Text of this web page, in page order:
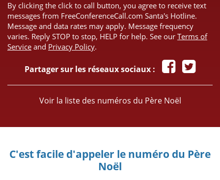
By clicking the click to call button, you agree to receive text
messages from FreeConferenceCall.com Santa's Hotline.
Message and data rates may apply. Message frequency
varies. Reply STOP to stop, HELP for help. See our Terms of
Service and Privacy Policy.
Partager sur les réseaux sociaux :
Voir la liste des numéros du Père Noël
C'est facile d'appeler le numéro du Père
Noël